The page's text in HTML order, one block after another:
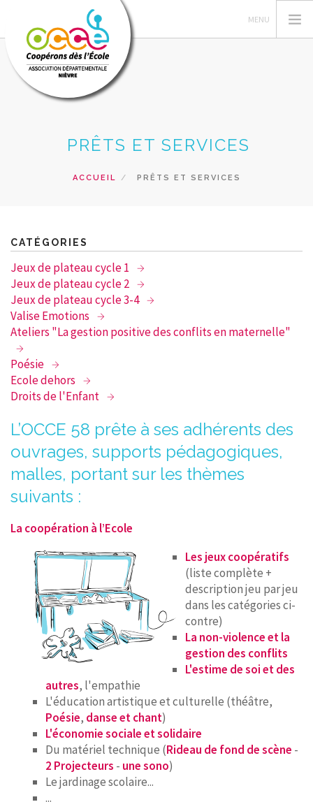
COIN DU MANDATAIRE
PRÊTS ET SERVICES
RECHERCHER
CONTACT
PRÊTS ET SERVICES
ACCUEIL PRÊTS ET SERVICES
CATÉGORIES
Jeux de plateau cycle 1
Jeux de plateau cycle 2
Jeux de plateau cycle 3-4
Valise Emotions
Ateliers "La gestion positive des conflits en maternelle"
Poésie
Ecole dehors
Droits de l'Enfant
L’OCCE 58 prête à ses adhérents des
ouvrages, supports pédagogiques,
malles, portant sur les thèmes
suivants :
La coopération à l’Ecole
Les jeux coopératifs
(liste complète +
description jeu par jeu
dans les catégories ci-
contre)
La non-violence et la
gestion des conflits
L'estime de soi et des
autres, l'empathie
L'éducation artistique et culturelle (théâtre,
Poésie, danse et chant)
L'économie sociale et solidaire
Du matériel technique (Rideau de fond de scène -
2 Projecteurs - une sono)
Le jardinage scolaire...
...